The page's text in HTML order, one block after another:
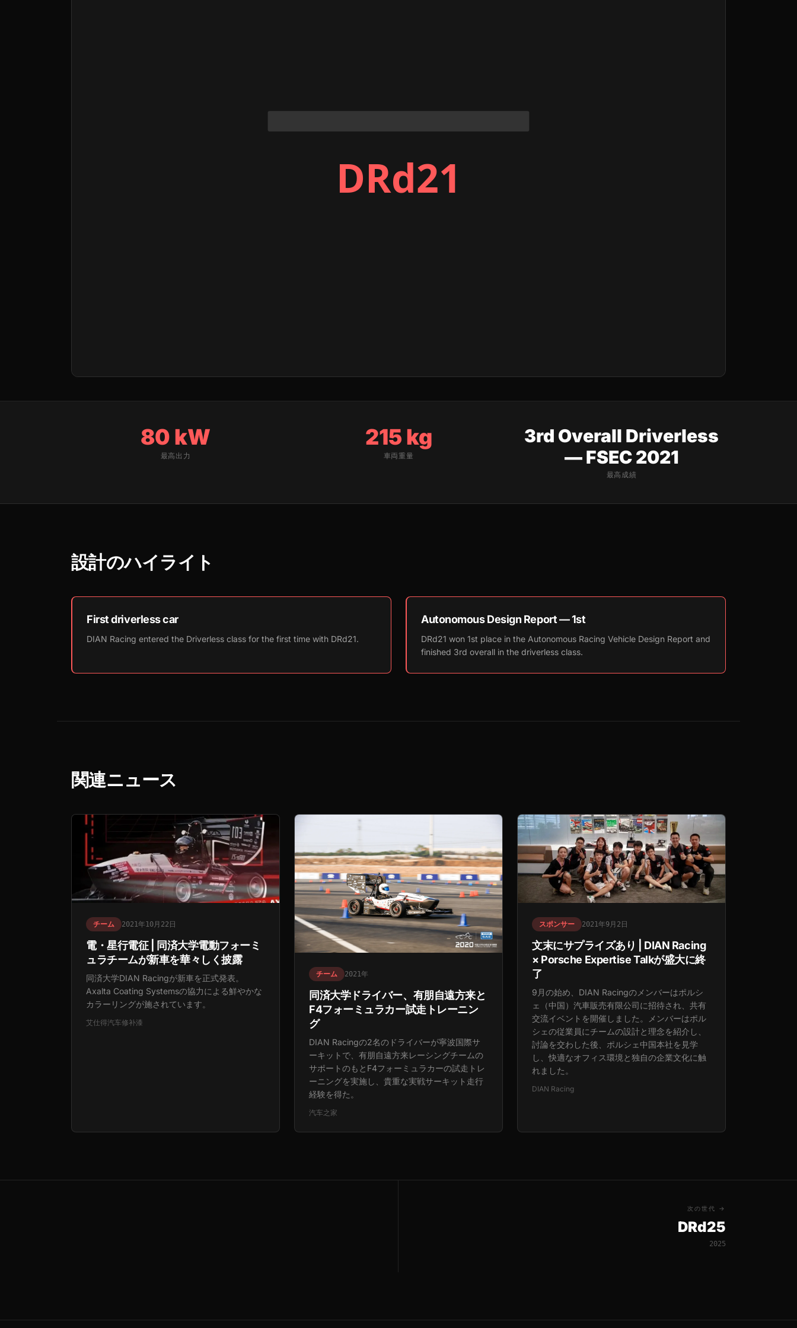
80 kW
最高出力
215 kg
車両重量
3rd Overall Driverless
— FSEC 2021
最高成績
設計のハイライト
First driverless car
DIAN Racing entered the Driverless class for the first time with DRd21.
Autonomous Design Report — 1st
DRd21 won 1st place in the Autonomous Racing Vehicle Design Report and
finished 3rd overall in the driverless class.
関連ニュース
チーム 2021年10月22日
電・星行電征 | 同済大学電動フォーミ
ュラチームが新車を華々しく披露
同済大学DIAN Racingが新車を正式発表。
Axalta Coating Systemsの協力による鮮やかな
カラーリングが施されています。
艾仕得汽车修补漆
チーム 2021年
同済大学ドライバー、有朋自遠方来と
F4フォーミュラカー試走トレーニン
グ
DIAN Racingの2名のドライバーが寧波国際サ
ーキットで、有朋自遠方来レーシングチームの
サポートのもとF4フォーミュラカーの試走トレ
ーニングを実施し、貴重な実戦サーキット走行
経験を得た。
汽车之家
スポンサー 2021年9月2日
文末にサプライズあり | DIAN Racing
× Porsche Expertise Talkが盛大に終
了
9月の始め、DIAN Racingのメンバーはポルシ
ェ（中国）汽車販売有限公司に招待され、共有
交流イベントを開催しました。メンバーはポル
シェの従業員にチームの設計と理念を紹介し、
討論を交わした後、ポルシェ中国本社を見学
し、快適なオフィス環境と独自の企業文化に触
れました。
DIAN Racing
次の世代 →
DRd25
2025